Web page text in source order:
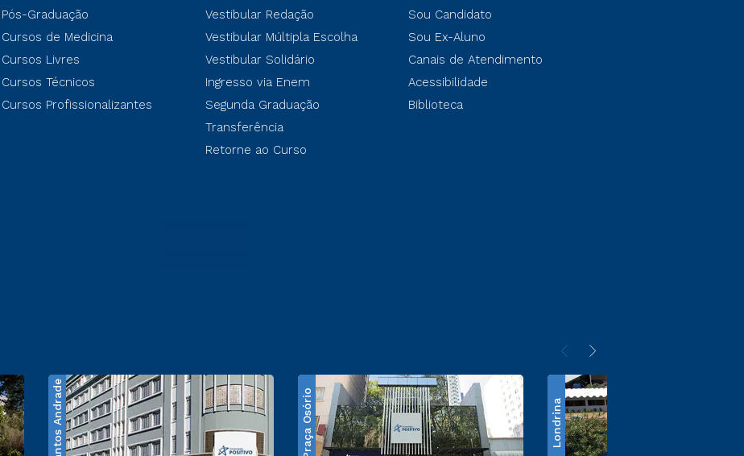
Pós-Graduação
Cursos de Medicina
Cursos Livres
Cursos Técnicos
Cursos Profissionalizantes
Vestibular Redação
Vestibular Múltipla Escolha
Vestibular Solidário
Ingresso via Enem
Segunda Graduação
Transferência
Retorne ao Curso
Sou Candidato
Sou Ex-Aluno
Canais de Atendimento
Acessibilidade
Biblioteca
Santos Andrade Praça Osório Londrina